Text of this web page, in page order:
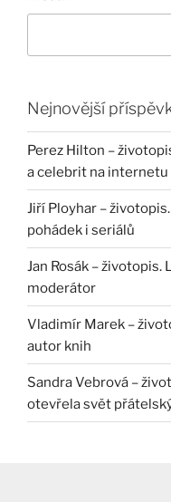
Nejnovější
Perez Hilton –
a celebrit na internetu
Jiří Ployhar –
pohádek i seriálů
Jan Rosák –
moderátor
Vladimír Marek –
autor knih
Sandra Vebrová –
otevřela svět